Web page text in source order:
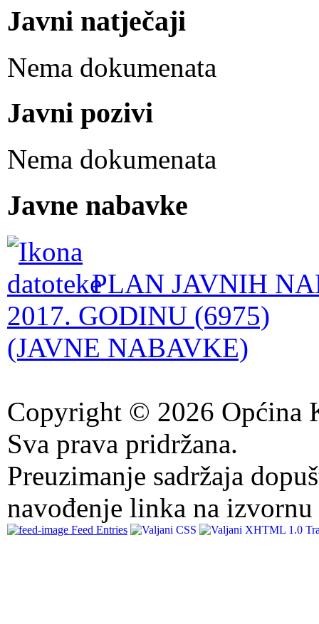
Javni natječaji
Nema dokumenata
Javni pozivi
Nema dokumenata
Javne nabavke
PLAN JAVNIH
2017. GODINU (6975)
(JAVNE NABAVKE)
Copyright © 2026 Općina
Sva prava pridržana.
Preuzimanje sadržaja
navođenje linka na izvornu
Feed Entries